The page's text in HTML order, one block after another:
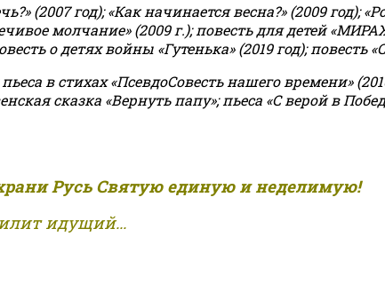
(2007 год); «Как начинается весна?» (2009 год);
молчание» (2009 г.); повесть для детей
о детях войны «Гутенька» (2019 год); повесть
в стихах «ПсевдоСовесть нашего времени»
сказка «Вернуть папу»; пьеса «С верой в
Русь Святую единую и неделимую!
идущий...